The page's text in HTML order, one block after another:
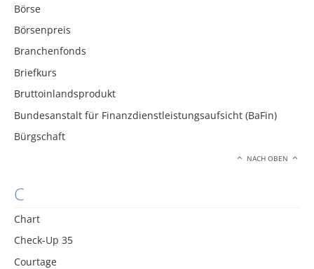
Börse
Börsenpreis
Branchenfonds
Briefkurs
Bruttoinlandsprodukt
Bundesanstalt für Finanzdienstleistungsaufsicht (BaFin)
Bürgschaft
NACH OBEN
C
Chart
Check-Up 35
Courtage